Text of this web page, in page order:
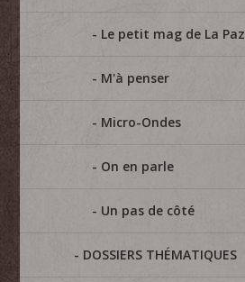
Le petit mag de La Paz
M'à penser
Micro-Ondes
On en parle
Un pas de côté
DOSSIERS THÉMATIQUES